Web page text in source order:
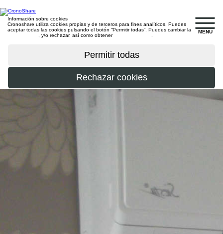
MENU
Información sobre cookies
Cronoshare utiliza cookies propias y de terceros para fines analíticos. Puedes
aceptar todas las cookies pulsando el botón “Permitir todas”. Puedes cambiar la
, y/o rechazar, así como obtener